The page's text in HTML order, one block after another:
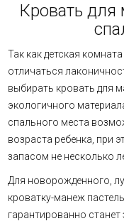
Кровать для
Так как детская
отличаться
выбирать кровать для
экологичного
спального места
возраста ребенка, при
запасом не несколько
Для новорожденного,
кроватку-манеж
гарантированно